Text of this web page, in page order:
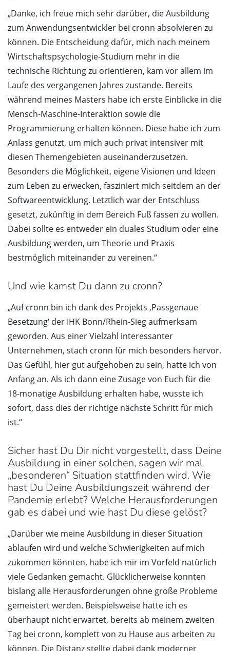
„Danke, ich freue mich sehr darüber, die Ausbildung
zum Anwendungsentwickler bei cronn absolvieren zu
können. Die Entscheidung dafür, mich nach meinem
Wirtschaftspsychologie-Studium mehr in die
technische Richtung zu orientieren, kam vor allem im
Laufe des vergangenen Jahres zustande. Bereits
während meines Masters habe ich erste Einblicke in die
Mensch-Maschine-Interaktion sowie die
Programmierung erhalten können. Diese habe ich zum
Anlass genutzt, um mich auch privat intensiver mit
diesen Themengebieten auseinanderzusetzen.
Besonders die Möglichkeit, eigene Visionen und Ideen
zum Leben zu erwecken, fasziniert mich seitdem an der
Softwareentwicklung. Letztlich war der Entschluss
gesetzt, zukünftig in dem Bereich Fuß fassen zu wollen.
Dabei sollte es entweder ein duales Studium oder eine
Ausbildung werden, um Theorie und Praxis
bestmöglich miteinander zu vereinen.“
Und wie kamst Du dann zu cronn?
„Auf cronn bin ich dank des Projekts ‚Passgenaue
Besetzung‘ der IHK Bonn/Rhein-Sieg aufmerksam
geworden. Aus einer Vielzahl interessanter
Unternehmen, stach cronn für mich besonders hervor.
Das Gefühl, hier gut aufgehoben zu sein, hatte ich von
Anfang an. Als ich dann eine Zusage von Euch für die
18-monatige Ausbildung erhalten habe, wusste ich
sofort, dass dies der richtige nächste Schritt für mich
ist.“
Sicher hast Du Dir nicht vorgestellt, dass Deine
Ausbildung in einer solchen, sagen wir mal
„besonderen“ Situation stattfinden wird. Wie
hast Du Deine Ausbildungszeit während der
Pandemie erlebt? Welche Herausforderungen
gab es dabei und wie hast Du diese gelöst?
„Darüber wie meine Ausbildung in dieser Situation
ablaufen wird und welche Schwierigkeiten auf mich
zukommen könnten, habe ich mir im Vorfeld natürlich
viele Gedanken gemacht. Glücklicherweise konnten
bislang alle Herausforderungen ohne große Probleme
gemeistert werden. Beispielsweise hatte ich es
überhaupt nicht erwartet, bereits ab meinem zweiten
Tag bei cronn, komplett von zu Hause aus arbeiten zu
können. Die Distanz stellte dabei dank moderner